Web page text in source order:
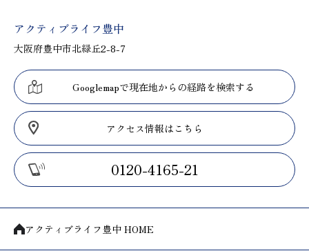
アクティブライフ豊中
大阪府豊中市北緑丘2-8-7
Googlemapで現在地からの経路を検索する
アクセス情報はこちら
0120-4165-21
アクティブライフ豊中 HOME